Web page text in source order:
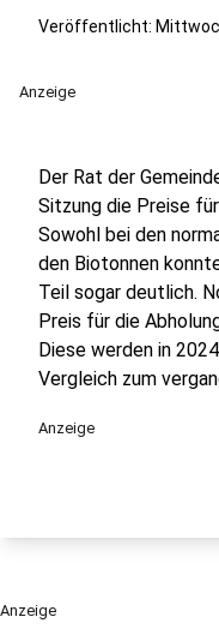
Veröffentlicht:
Anzeige
Der Rat der
Sitzung die Preise
Sowohl bei den
den Biotonnen
Teil sogar deutlich.
Preis für die
Diese werden in
Vergleich zum
Anzeige
Anzeige